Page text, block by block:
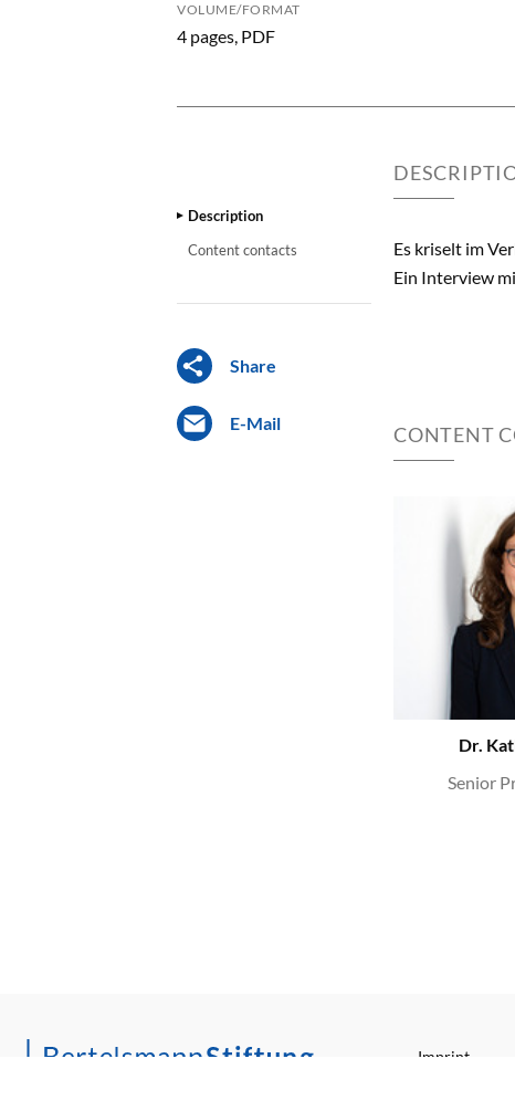
VOLUME/FORMAT
4 pages, PDF
Description
Content contacts
Share
E-Mail
Es kriselt im
Ein Interview
CONTENT
Dr.
Senior
Imprint